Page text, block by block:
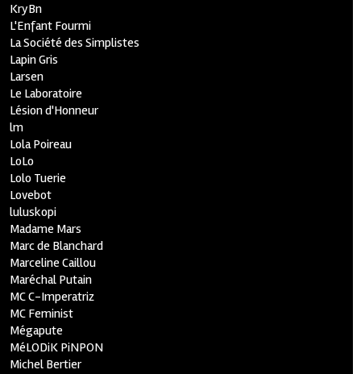
KryBn
L'Enfant Fourmi
La Société des Simplistes
Lapin Gris
Larsen
Le Laboratoire
Lésion d'Honneur
lm
Lola Poireau
LoLo
Lolo Tuerie
Lovebot
luluskopi
Madame Mars
Marc de Blanchard
Marceline Caillou
Maréchal Putain
MC C-Imperatriz
MC Feminist
Mégapute
MéLODiK PiNPON
Michel Bertier